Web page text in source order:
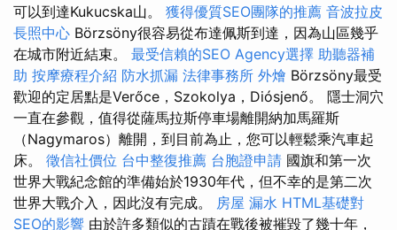
可以到達Kukucska山。 獲得優質SEO團隊的推薦 音波拉皮
長照中心 Börzsöny很容易從布達佩斯到達，因為山區幾乎
在城市附近結束。 最受信賴的SEO Agency選擇 助聽器補
助 按摩療程介紹 防水抓漏 法律事務所 外燴 Börzsöny最受
歡迎的定居點是Verőce，Szokolya，Diósjenő。 隱士洞穴
一直在參觀，值得從薩馬拉斯停車場離開納加馬羅斯
（Nagymaros）離開，到目前為止，您可以輕鬆乘汽車起
床。 徵信社價位 台中整復推薦 台胞證申請 國旗和第一次
世界大戰紀念館的準備始於1930年代，但不幸的是第二次
世界大戰介入，因此沒有完成。 房屋 漏水 HTML基礎對
SEO的影響 由於許多類似的古蹟在戰後被摧毀了幾十年，